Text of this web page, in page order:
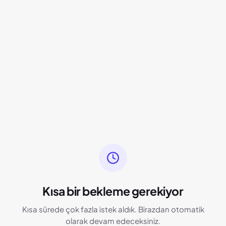
Kısa bir bekleme gerekiyor
Kısa sürede çok fazla istek aldık. Birazdan otomatik
olarak devam edeceksiniz.